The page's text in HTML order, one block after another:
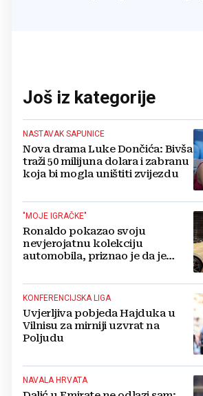
Još iz kategorije
NASTAVAK SAPUNICE
Nova drama Luke Dončića: Bivša
traži 50 milijuna dolara i zabranu
koja bi mogla uništiti zvijezdu
"MOJE IGRAČKE"
Ronaldo pokazao svoju
nevjerojatnu kolekciju
automobila, priznao je da je
KONFERENCIJSKA LIGA
Uvjerljiva pobjeda Hajduka u
Vilnisu za mirniji uzvrat na
Poljudu
NAVALA HRVATA